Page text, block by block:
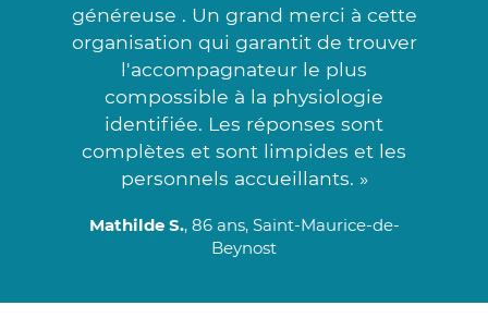
généreuse . Un grand merci à cette
organisation qui garantit de trouver
l'accompagnateur le plus
compossible à la physiologie
identifiée. Les réponses sont
complètes et sont limpides et les
personnels accueillants. »
Mathilde S., 86 ans, Saint-Maurice-de-
Beynost